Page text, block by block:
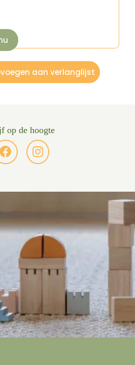
aan verlanglijst
op de hoogte